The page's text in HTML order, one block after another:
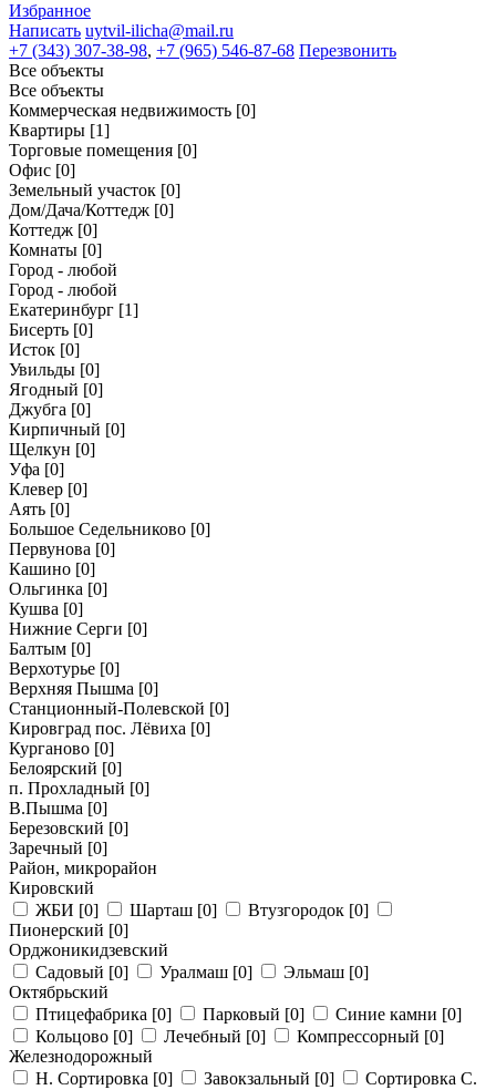
Избранное
Написать uytvil-ilicha@mail.ru
+7 (343) 307-38-98, +7 (965) 546-87-68 Перезвонить
Все объекты
Все объекты
Коммерческая недвижимость [0]
Квартиры [1]
Торговые помещения [0]
Офис [0]
Земельный участок [0]
Дом/Дача/Коттедж [0]
Коттедж [0]
Комнаты [0]
Город - любой
Город - любой
Екатеринбург [1]
Бисерть [0]
Исток [0]
Увильды [0]
Ягодный [0]
Джубга [0]
Кирпичный [0]
Щелкун [0]
Уфа [0]
Клевер [0]
Аять [0]
Большое Седельниково [0]
Первунова [0]
Кашино [0]
Ольгинка [0]
Кушва [0]
Нижние Серги [0]
Балтым [0]
Верхотурье [0]
Верхняя Пышма [0]
Станционный-Полевской [0]
Кировград пос. Лёвиха [0]
Курганово [0]
Белоярский [0]
п. Прохладный [0]
В.Пышма [0]
Березовский [0]
Заречный [0]
Район, микрорайон
Кировский
ЖБИ [0] Шарташ [0] Втузгородок [0]
Пионерский [0]
Орджоникидзевский
Садовый [0] Уралмаш [0] Эльмаш [0]
Октябрьский
Птицефабрика [0] Парковый [0] Синие камни [0]
Кольцово [0] Лечебный [0] Компрессорный [0]
Железнодорожный
Н. Сортировка [0] Завокзальный [0]
Сортировка С.